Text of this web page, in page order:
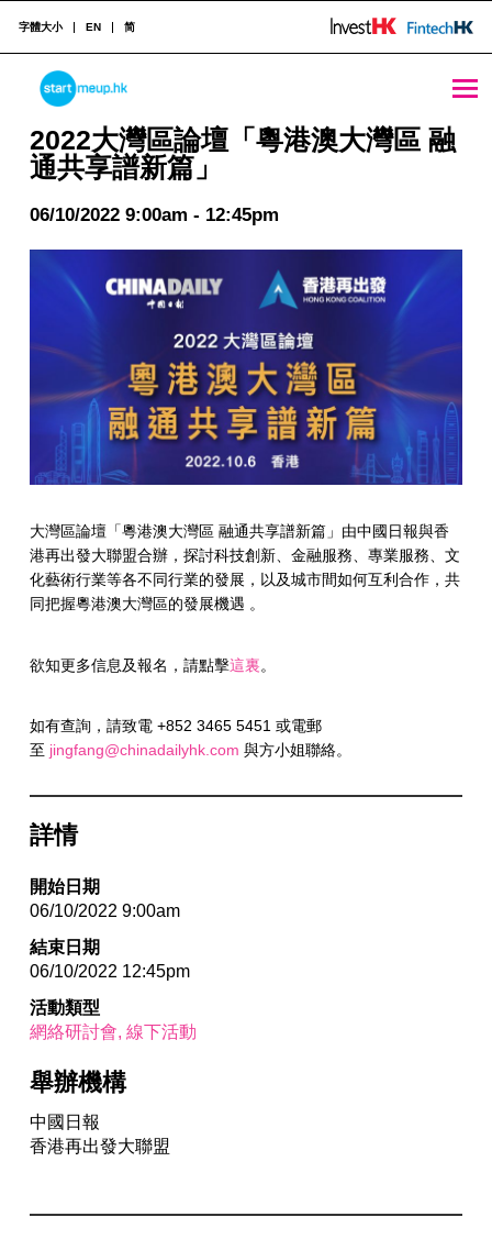
2022大灣區論壇「粵港澳大灣區 融通共享譜新篇」 - StartmeupHK
STARTMEUPHK
字體大小 EN 简
2022大灣區論壇「粵港澳大灣區 融
通共享譜新篇」
06/10/2022 9:00am - 12:45pm
大灣區論壇「粵港澳大灣區 融通共享譜新篇」由中國日報與香
港再出發大聯盟合辦，探討科技創新、金融服務、專業服務、文
化藝術行業等各不同行業的發展，以及城市間如何互利合作，共
同把握粵港澳大灣區的發展機遇 。
欲知更多信息及報名，請點擊這裏。
如有查詢，請致電 +852 3465 5451 或電郵
至 jingfang@chinadailyhk.com 與方小姐聯絡。
詳情
開始日期
06/10/2022 9:00am
結束日期
06/10/2022 12:45pm
活動類型
網絡研討會 線下活動
舉辦機構
中國日報
香港再出發大聯盟